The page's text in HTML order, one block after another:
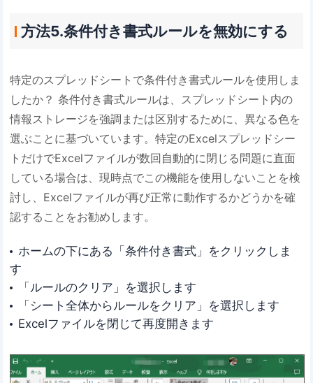
方法5.条件付き書式ルールを無効にする
特定のスプレッドシートで条件付き書式ルールを使用しま
したか？ 条件付き書式ルールは、スプレッドシート内の
情報ストレージを強調または区別するために、異なる色を
選ぶことに基づいています。特定のExcelスプレッドシー
トだけでExcelファイルが数回自動的に閉じる問題に直面
している場合は、現時点でこの機能を使用しないことを検
討し、Excelファイルが再び正常に動作するかどうかを確
認することをお勧めします。
ホームの下にある「条件付き書式」をクリックしま
す
「ルールのクリア」を選択します
「シート全体からルールをクリア」を選択します
Excelファイルを閉じて再度開きます